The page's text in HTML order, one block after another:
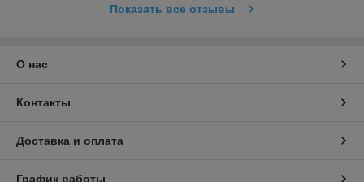
Показать все отзывы
О нас
Контакты
Доставка и оплата
График работы